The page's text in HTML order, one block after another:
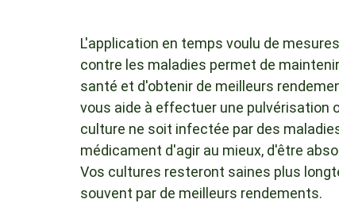
L'application en temps voulu de
contre les maladies permet de
santé et d'obtenir de meilleurs
vous aide à effectuer une pulvérisation
culture ne soit infectée par des
médicament d'agir au mieux, d'être
Vos cultures resteront saines plus
souvent par de meilleurs rendements.